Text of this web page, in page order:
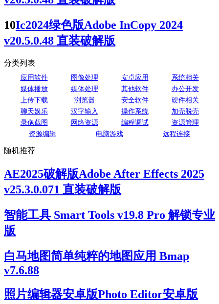
10Ic2024绿色版Adobe InCopy 2024
v20.5.0.48 直装破解版
分类列表
应用软件 图像处理 安卓应用
系统相关
媒体播放
媒体处理 其他软件
办公开发
上传下载
浏览器 安全软件
硬件相关
聊天娱乐
汉字输入 操作系统
加壳脱壳
录像截图
网络资源 编程调试
资源管理
资源编辑
电脑游戏 远程连接
随机推荐
AE2025破解版Adobe After Effects 2025
v25.3.0.071 直装破解版
智能工具 Smart Tools v19.8 Pro 解锁专业
版
白马地图简单纯粹的地图应用 Bmap
v7.6.88
照片编辑器安卓版Photo Editor安卓版